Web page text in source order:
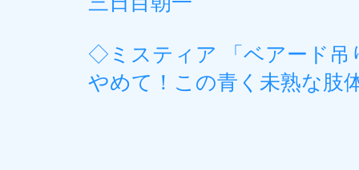
◇ミスティア 「ベアード
やめて！この青く未熟な肢